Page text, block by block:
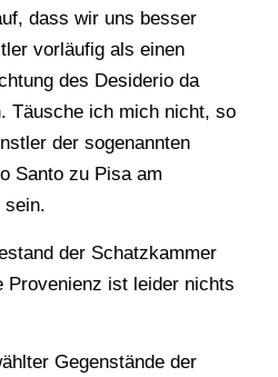
dass wir uns besser
vorläufig als einen
des Desiderio da
Täusche ich mich nicht, so
der sogenannten
Santo zu Pisa am
sein.
der Schatzkammer
Provenienz ist leider nichts
Gegenstände der